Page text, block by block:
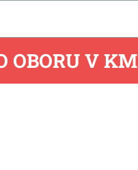
OBORU V KM